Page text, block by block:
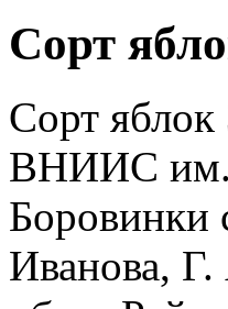
Сорт
Сорт
ВНИИС им.
Боровинки
Иванова,